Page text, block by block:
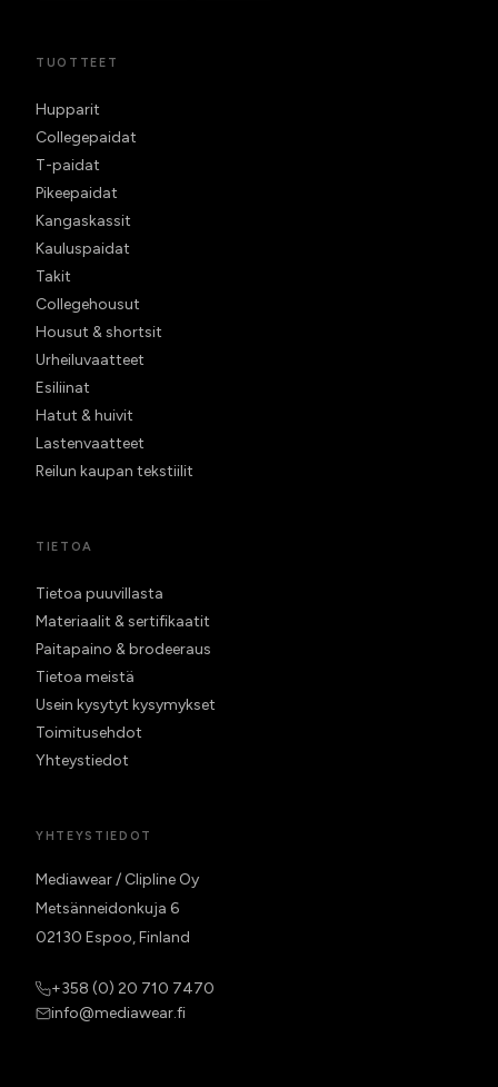
TUOTTEET
Hupparit
Collegepaidat
T-paidat
Pikeepaidat
Kangaskassit
Kauluspaidat
Takit
Collegehousut
Housut & shortsit
Urheiluvaatteet
Esiliinat
Hatut & huivit
Lastenvaatteet
Reilun kaupan tekstiilit
TIETOA
Tietoa puuvillasta
Materiaalit & sertifikaatit
Paitapaino & brodeeraus
Tietoa meistä
Usein kysytyt kysymykset
Toimitusehdot
Yhteystiedot
YHTEYSTIEDOT
Mediawear / Clipline Oy
Metsänneidonkuja 6
02130 Espoo, Finland
+358 (0) 20 710 7470
info@mediawear.fi